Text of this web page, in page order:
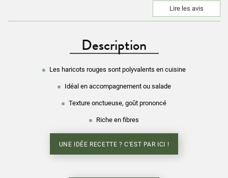
Lire les avis
Description
Les haricots rouges sont polyvalents en cuisine
Idéal en accompagnement ou salade
Texture onctueuse, goût prononcé
Riche en fibres
UNE IDÉE RECETTE ? C’EST PAR ICI !